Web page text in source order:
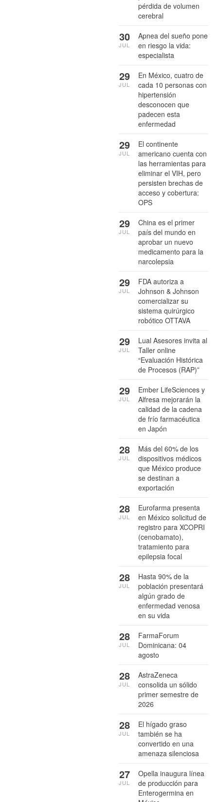
pérdida de volumen
cerebral
Apnea del sueño pone
en riesgo la vida:
especialista
30
JUL
En México, cuatro de
cada 10 personas con
hipertensión
desconocen que
padecen esta
enfermedad
29
JUL
El continente
americano cuenta con
las herramientas para
eliminar el VIH, pero
persisten brechas de
acceso y cobertura:
OPS
29
JUL
China es el primer
país del mundo en
aprobar un nuevo
medicamento para la
narcolepsia
29
JUL
FDA autoriza a
Johnson & Johnson
comercializar su
sistema quirúrgico
robótico OTTAVA
29
JUL
Lual Asesores invita al
Taller online
“Evaluación Histórica
de Procesos (RAP)”
29
JUL
Ember LifeSciences y
Alfresa mejorarán la
calidad de la cadena
de frío farmacéutica
en Japón
29
JUL
Más del 60% de los
dispositivos médicos
que México produce
se destinan a
exportación
28
JUL
Eurofarma presenta
en México solicitud de
registro para XCOPRI
(cenobamato),
tratamiento para
epilepsia focal
28
JUL
Hasta 90% de la
población presentará
algún grado de
enfermedad venosa
en su vida
28
JUL
FarmaForum
Dominicana: 04
agosto
28
JUL
AstraZeneca
consolida un sólido
primer semestre de
2026
28
JUL
El hígado graso
también se ha
convertido en una
amenaza silenciosa
28
JUL
Opella inaugura línea
de producción para
Enterogermina en
27
JUL